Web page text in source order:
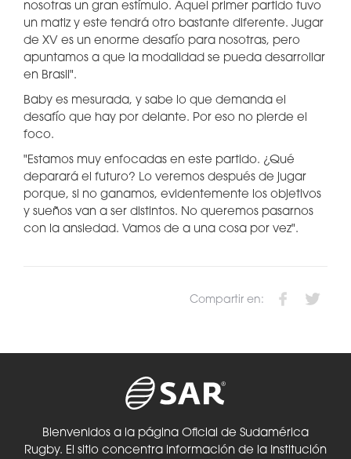
nosotras un gran estímulo. Aquel primer partido tuvo
un matiz y este tendrá otro bastante diferente. Jugar
de XV es un enorme desafío para nosotras, pero
apuntamos a que la modalidad se pueda desarrollar
en Brasil".
Baby es mesurada, y sabe lo que demanda el
desafío que hay por delante. Por eso no pierde el
foco.
"Estamos muy enfocadas en este partido. ¿Qué
deparará el futuro? Lo veremos después de jugar
porque, si no ganamos, evidentemente los objetivos
y sueños van a ser distintos. No queremos pasarnos
con la ansiedad. Vamos de a una cosa por vez".
Compartir en:
Bienvenidos a la página Oficial de Sudamérica
Rugby. El sitio concentra información de la Institución